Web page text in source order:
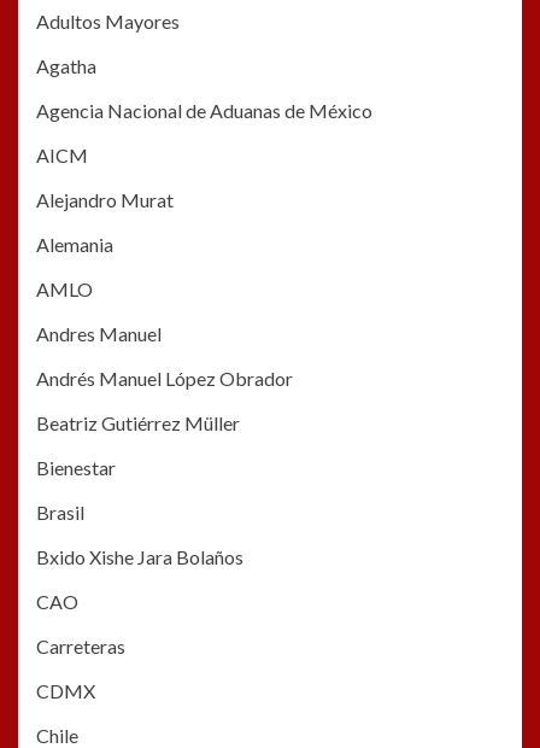
Adultos Mayores
Agatha
Agencia Nacional de Aduanas de México
AICM
Alejandro Murat
Alemania
AMLO
Andres Manuel
Andrés Manuel López Obrador
Beatriz Gutiérrez Müller
Bienestar
Brasil
Bxido Xishe Jara Bolaños
CAO
Carreteras
CDMX
Chile